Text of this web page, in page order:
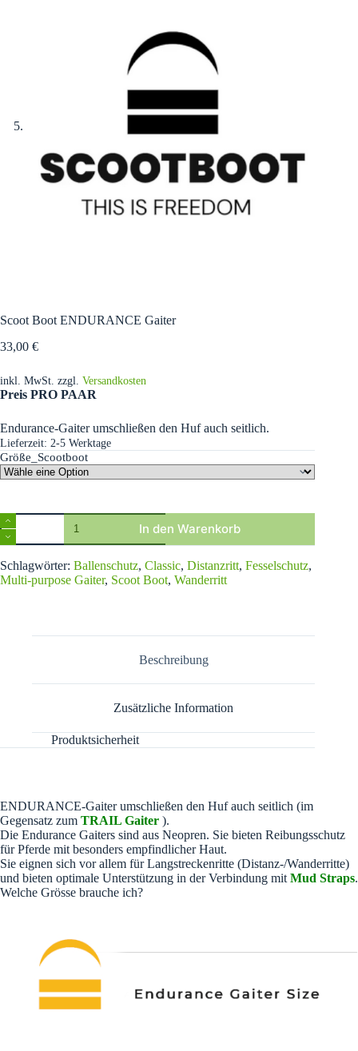
Scoot Boot ENDURANCE Gaiter
33,00 €
inkl. MwSt. zzgl. Versandkosten
Preis PRO PAAR
Endurance-Gaiter umschließen den Huf auch seitlich.
Lieferzeit: 2-5 Werktage
Größe_Scootboot
Scoot
Boot
ENDURANCE
Gaiter
Menge
In den Warenkorb
l
t
Schlagwörter: Ballenschutz, Classic, Distanzritt, Fesselschutz,
Multi-purpose Gaiter, Scoot Boot, Wanderritt
Beschreibung
Zusätzliche Information
Produktsicherheit
ENDURANCE-Gaiter umschließen den Huf auch seitlich (im
Gegensatz zum TRAIL Gaiter ).
Die Endurance Gaiters sind aus Neopren. Sie bieten Reibungsschutz
für Pferde mit besonders empfindlicher Haut.
Sie eignen sich vor allem für Langstreckenritte (Distanz-/Wanderritte)
und bieten optimale Unterstützung in der Verbindung mit Mud Straps.
Welche Grösse brauche ich?